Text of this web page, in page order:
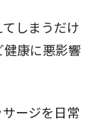
しまうだけ
康に悪影響
ージを日常